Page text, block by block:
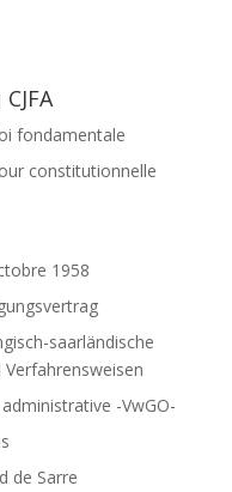
fondamentale
constitutionnelle
1958
saarländische
-VwGO-
de Sarre